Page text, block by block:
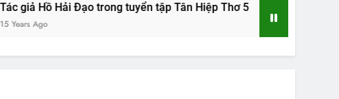
Hải Đạo trong tuyển tập Tân Hiệp Thơ 5 Tác giả Nguyễn
15 Years Ago